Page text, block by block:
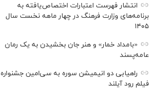
انتشار فهرست اعتبارات اختصاص‌یافته به
برنامه‌های وزارت فرهنگ در چهار ماهه نخست سال
۱۴۰۵
«بامداد خمار» و هنر جان بخشیدن به یک رمان
عامه‌پسند
راهیابی دو انیمیشن سوره به سی‌امین جشنواره
فیلم رود آیلند